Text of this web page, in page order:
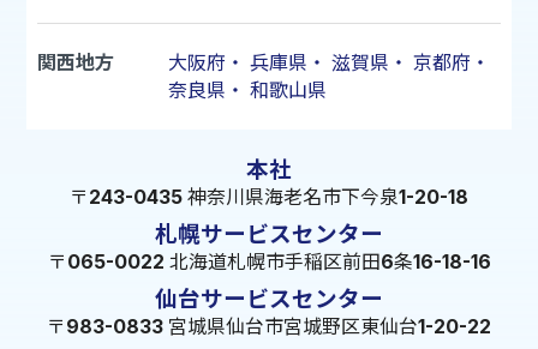
関西地方 大阪府 ・ 兵庫県 ・ 滋賀県 ・ 京都府 ・
奈良県 ・ 和歌山県
本社
〒243-0435 神奈川県海老名市下今泉1-20-18
札幌サービスセンター
〒065-0022 北海道札幌市手稲区前田6条16-18-16
仙台サービスセンター
〒983-0833 宮城県仙台市宮城野区東仙台1-20-22